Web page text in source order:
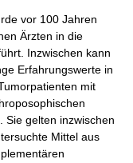
vor 100 Jahren
Ärzten in die
Inzwischen kann
Erfahrungswerte in
mit
Sie gelten inzwischen
Mittel aus